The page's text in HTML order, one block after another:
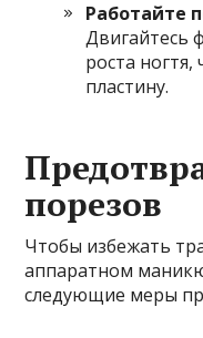
Работайте
Двигайтесь
роста
пластину.
порезов
Чтобы избежать
аппаратном
следующие меры